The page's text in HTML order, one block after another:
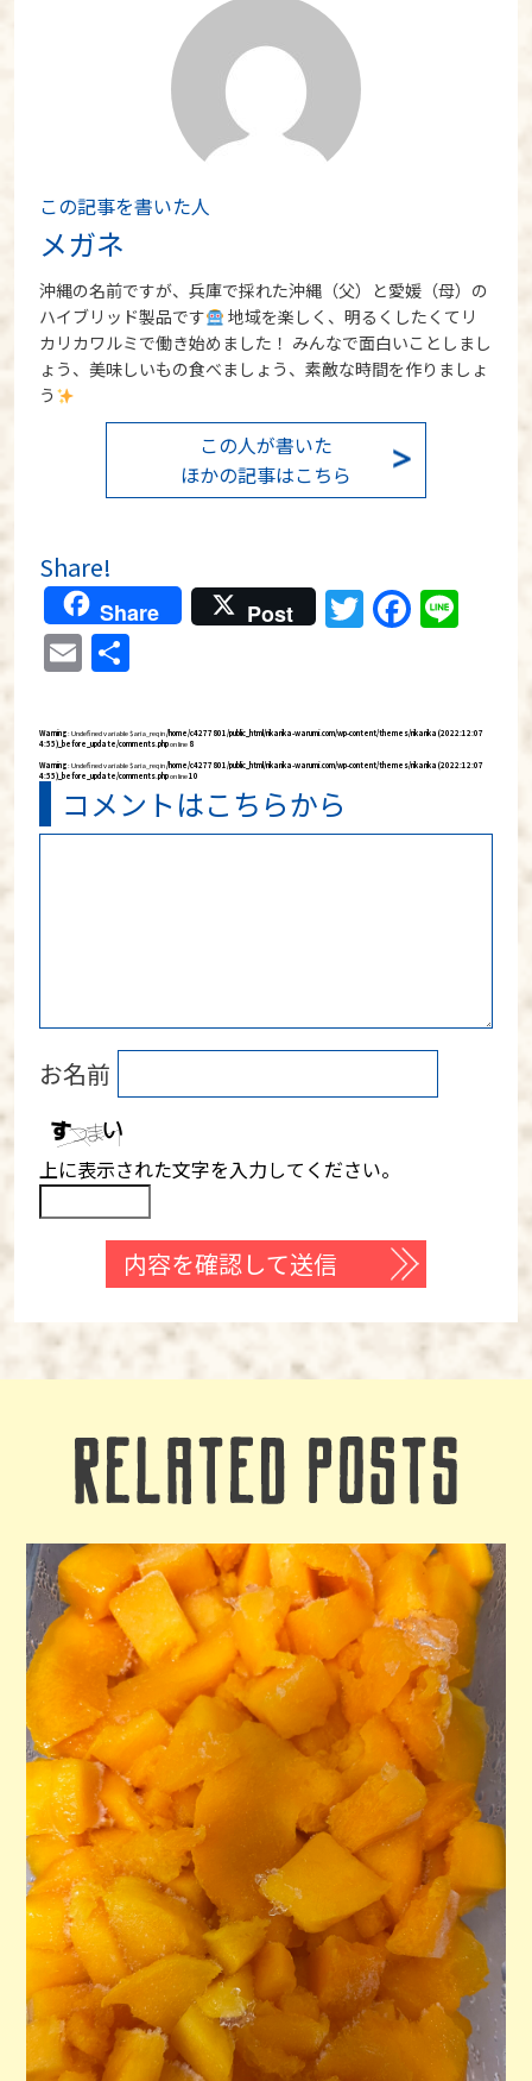
この記事を書いた人
メガネ
沖縄の名前ですが、兵庫で採れた沖縄（父）と愛媛（母）の
ハイブリッド製品です
地域を楽しく、明るくしたくてリ
カリカワルミで働き始めました！ みんなで面白いことしまし
ょう、美味しいもの食べましょう、素敵な時間を作りましょ
う
この人が書いた
ほかの記事はこちら
Share!
Share Post Twitter
Email
Warning: Undefined variable $aria_req in/home/c4277801/public_html/rikarika-warumi.com/wp-content/themes/rikarika (2022:12:07
4:55)_before_update/comments.phpon line 8
Warning: Undefined variable $aria_req in/home/c4277801/public_html/rikarika-warumi.com/wp-content/themes/rikarika (2022:12:07
4:55)_before_update/comments.phpon line10
コメントはこちらから
お名前
上に表示された文字を入力してください。